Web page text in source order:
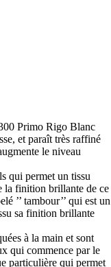
Primo Rigo Blanc
et paraît très raffiné
le niveau
qui permet un tissu
la finition brillante de ce
’’ tambour’’ qui est un
sa finition brillante
à la main et sont
qui commence par le
particulière qui permet